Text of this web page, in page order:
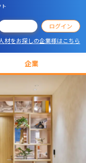
ログイン
人材をお探しの企業様はこちら
企業